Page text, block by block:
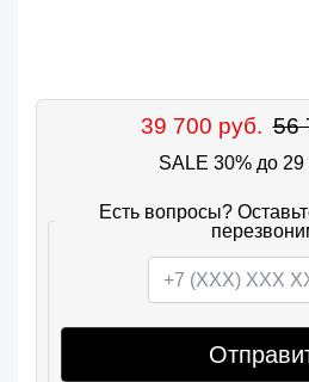
39 700 руб. 56
SALE 30% до 29
Есть вопросы?